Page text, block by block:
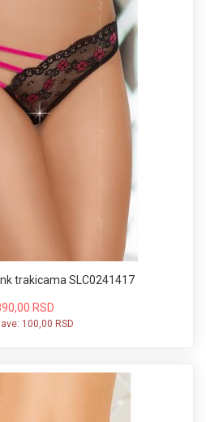
trakicama SLC0241417
RSD
100,00 RSD